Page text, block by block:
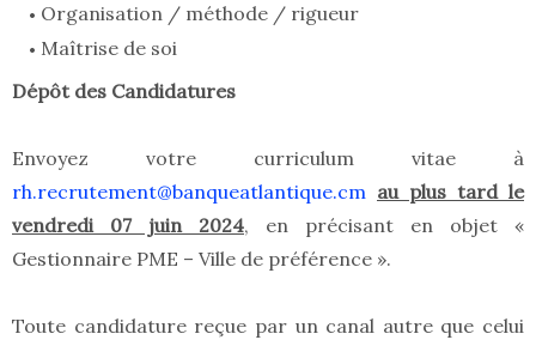
Organisation / méthode / rigueur
Maîtrise de soi
Dépôt des Candidatures
Envoyez votre curriculum vitae à
rh.recrutement@banqueatlantique.cm au plus tard le
vendredi 07 juin 2024, en précisant en objet «
Gestionnaire PME – Ville de préférence ».
Toute candidature reçue par un canal autre que celui